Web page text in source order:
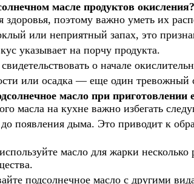
масле продуктов окисления?
поэтому важно уметь их
или неприятный запах, это
указывает на порчу продукта.
о начале
или осадка — еще один тревожный
масло при приготовлении
масла на кухне важно избегать
появления дыма. Это приводит к
масло для жарки несколько
подсолнечное масло с другими